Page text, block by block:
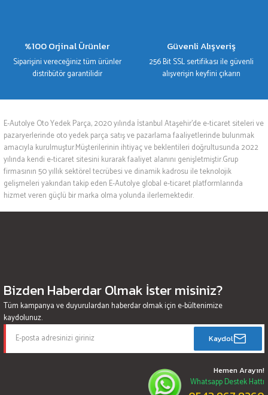
%100 Orjinal Ürünler
Siparişini vereceğiniz tüm ürünler
distribütör garantilidir
Güvenli Alışveriş
256 Bit SSL sertifikası ile güvenli
alışverişin keyfini çıkarın
E-Autolye Oto Yedek Parça, 2020 yılında İstanbul Ataşehir’de e-ticaret siteleri ve
pazaryerlerinde oto yedek parça satış ve pazarlama faaliyetlerinde bulunmak
amacıyla kurulmuştur.Müşterilerinin ihtiyaç ve beklentileri doğrultusunda 2022
yılında kendi e-ticaret sitesini kurarak faaliyet alanını genişletmiştir.Grup
firmasının 50 yıllık sektörel tecrübesi ve dinamik kadrosu ile teknolojik
gelişmeleri yakından takip eden E-Autolye global e-ticaret platformlarında
hizmet veren güçlü bir marka olma yolunda ilerlemektedir.
Bizden Haberdar Olmak İster misiniz?
Tüm kampanya ve duyurulardan haberdar olmak için e-bültenimize
kaydolunuz.
Kaydol
Hemen Arayın!
Whatsapp Destek Hattı